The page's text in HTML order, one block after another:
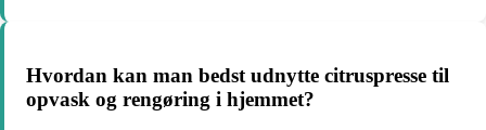
Hvordan kan man bedst udnytte citruspresse til
opvask og rengøring i hjemmet?